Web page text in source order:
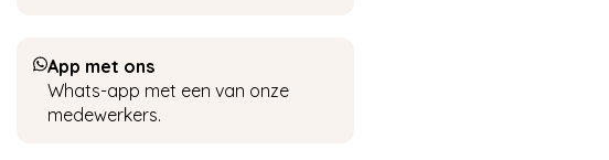
App met ons
Whats-app met een van onze
medewerkers.